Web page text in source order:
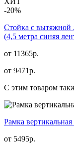
-20%
Стойка с вытяжной
(4,5 метра синяя
от 11365р.
от 9471р.
С этим товаром
Рамка
от 5495р.